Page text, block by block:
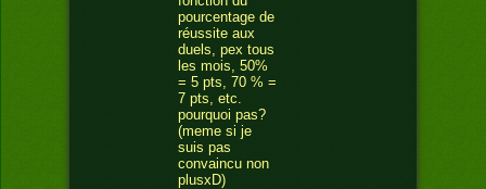
pourcentage de
réussite aux
duels, pex tous
les mois, 50%
= 5 pts, 70 % =
7 pts, etc.
pourquoi pas?
(meme si je
suis pas
convaincu non
plusxD)